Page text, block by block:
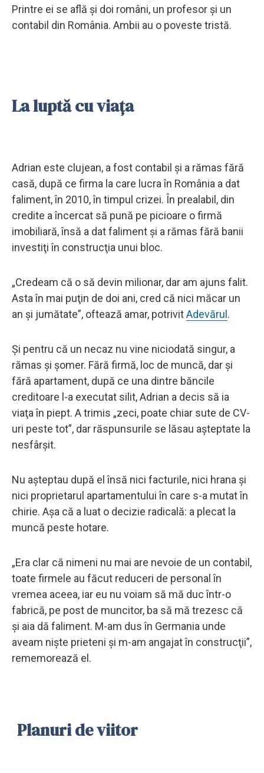
Printre ei se află şi doi români, un profesor şi un
contabil din România. Ambii au o poveste tristă.
La luptă cu viaţa
Adrian este clujean, a fost contabil şi a rămas fără
casă, după ce firma la care lucra în România a dat
faliment, în 2010, în timpul crizei. În prealabil, din
credite a încercat să pună pe picioare o firmă
imobiliară, însă a dat faliment şi a rămas fără banii
investiţi în construcţia unui bloc.
„Credeam că o să devin milionar, dar am ajuns falit.
Asta în mai puţin de doi ani, cred că nici măcar un
an şi jumătate”, oftează amar, potrivitAdevărul.
Şi pentru că un necaz nu vine niciodată singur, a
rămas şi şomer. Fără firmă, loc de muncă, dar şi
fără apartament, după ce una dintre băncile
creditoare l-a executat silit, Adrian a decis să ia
viaţa în piept. A trimis „zeci, poate chiar sute de CV-
uri peste tot”, dar răspunsurile se lăsau aşteptate la
nesfârşit.
Nu aşteptau după el însă nici facturile, nici hrana şi
nici proprietarul apartamentului în care s-a mutat în
chirie. Aşa că a luat o decizie radicală: a plecat la
muncă peste hotare.
„Era clar că nimeni nu mai are nevoie de un contabil,
toate firmele au făcut reduceri de personal în
vremea aceea, iar eu nu voiam să mă duc într-o
fabrică, pe post de muncitor, ba să mă trezesc că
şi aia dă faliment. M-am dus în Germania unde
aveam nişte prieteni şi m-am angajat în construcţii”,
rememorează el.
Planuri de viitor